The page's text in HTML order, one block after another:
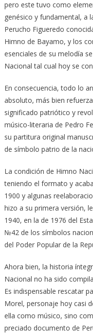
pero este tuvo como
genésico y fundamental, a
Perucho Figueredo
Himno de Bayamo, y los
esenciales de su melodía
Nacional tal cual hoy se
En consecuencia, todo lo
absoluto, más bien
significado patriótico y
músico-literaria de Pedro
su partitura original
de símbolo patrio de la
La condición de Himno
teniendo el formato y
1900 y algunas
hizo a su primera versión,
1940, en la de 1976 del
№42 de los símbolos
del Poder Popular de la
Ahora bien, la historia
Nacional no ha sido
Es indispensable rescatar
Morel, personaje hoy casi
ella como músico, sino
preciado documento de